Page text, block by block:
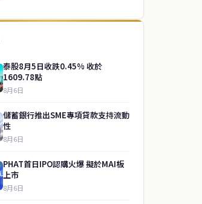
泰股8月5日收跌0.45% 收於
1609.78點
8月6日
儲蓄銀行推出SME專項貸款支持流動
性
8月6日
PHAT首日IPO認購火爆 擬於MAI板
上市
8月6日